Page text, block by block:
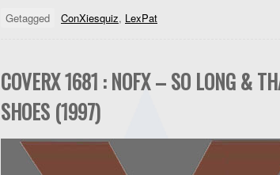
Getagged
ConXiesquiz, LexPat
COVERX 1681 : NOFX – SO LONG &
SHOES (1997)